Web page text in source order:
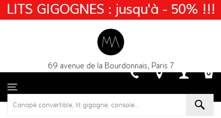
69 avenue de la Bourdonnais, Paris 7
LITS GIGOGNES : jusqu'à - 50% !!!